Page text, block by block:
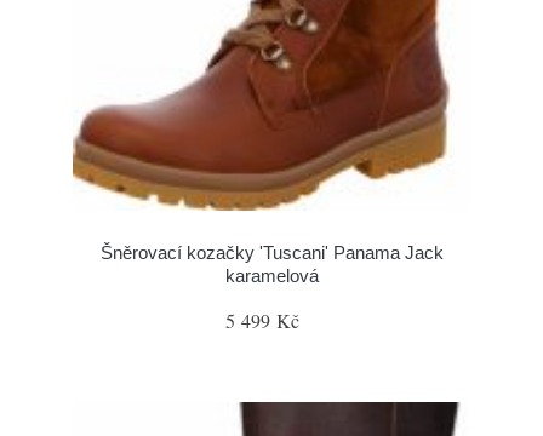
Šněrovací kozačky 'Tuscani' Panama Jack
karamelová
5 499 Kč